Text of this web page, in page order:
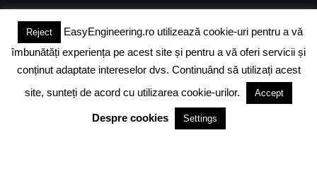
(c) 2024 - FineEngineeringMagazine. All rights reserved.
DESPRE NOI ADVERTISING JOBS DESPRE COOKIES
POLITICA DE CONFIDENTIALITATE TERMENI SI CONDITII
Reject
EasyEngineering.ro utilizează cookie-uri pentru a vă
îmbunătăți experiența pe acest site și pentru a vă oferi servicii și
conținut adaptate intereselor dvs. Continuând să utilizați acest
site, sunteți de acord cu utilizarea cookie-urilor.
Accept
Despre cookies Settings